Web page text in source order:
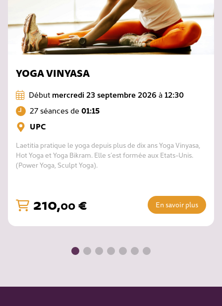
YOGA VINYASA
Début mercredi 23 septembre 2026 à 12:30
27 séances de01:15
UPC
Laetitia pratique le yoga depuis plus de dix ans Yoga Vinyasa,
Hot Yoga et Yoga Bikram. Elle s’est formée aux Etats-Unis.
(Power Yoga, Sculpt Yoga).
210,00€ En savoir plus